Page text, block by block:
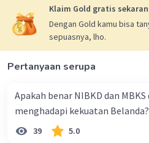
perjanjian, seperti
Pengukuran dan
Perdagangan (TBT
Perjanjian Tentang
untuk Perdagangan
negara-negara dapat
dan regulasi
perdagangan
Klaim Gold gratis
Dengan Gold kamu bisa
sepuasnya, lho.
Pertanyaan serupa
Apakah benar NIBKD dan
menghadapi kekuatan
39 5.0